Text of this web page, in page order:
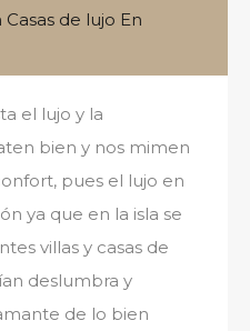
Casas de lujo En
el lujo y la
bien y nos mimen
pues el lujo en
ya que en la isla se
villas y casas de
deslumbra y
de lo bien